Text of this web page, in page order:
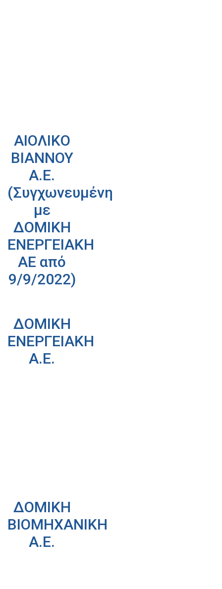
ΑΙΟΛΙΚΟ
ΒΙΑΝΝΟΥ
Α.Ε.
(Συγχωνευμένη
με
ΔΟΜΙΚΗ
ΕΝΕΡΓΕΙΑΚΗ
ΑΕ από
9/9/2022)
ΔΟΜΙΚΗ
ΕΝΕΡΓΕΙΑΚΗ
Α.Ε.
ΔΟΜΙΚΗ
ΒΙΟΜΗΧΑΝΙΚΗ
Α.Ε.